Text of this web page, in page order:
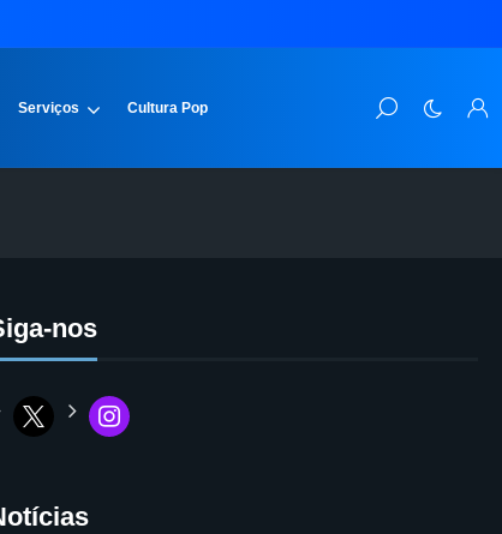
Serviços Cultura Pop
nos